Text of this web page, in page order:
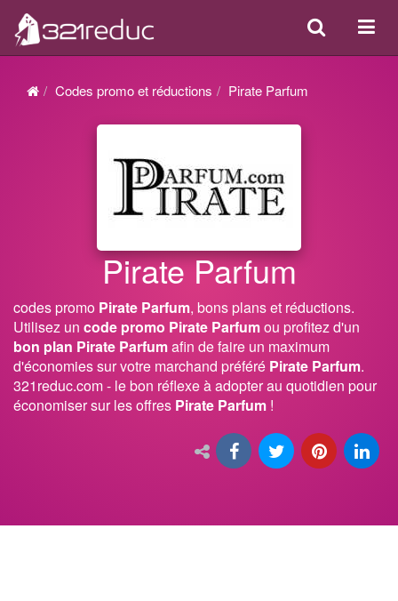
ou
Search
Codes promo et réductions Pirate Parfum
Pirate Parfum
codes promo Pirate Parfum, bons plans et réductions.
Utilisez un code promo Pirate Parfumou profitez d'un
bon plan Pirate Parfumafin de faire un maximum
d'économies sur votre marchand préféré Pirate Parfum.
321reduc.com - le bon réflexe à adopter au quotidien pour
économiser sur les offres Pirate Parfum !